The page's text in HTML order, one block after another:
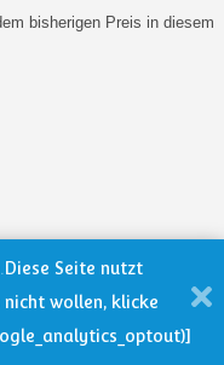
bisherigen Preis in diesem
Diese Seite nutzt
wollen, klicke